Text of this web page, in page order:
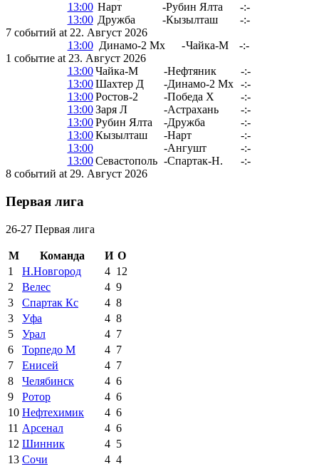
13:00 Нарт -Рубин Ялта
-:-
13:00 Дружба -Кызылташ
-:-
7 событий at 22. Август 2026
13:00 Динамо-2 Мх -Чайка-М
-:-
1 событие at 23. Август 2026
13:00 Чайка-М -Нефтяник
-:-
13:00 Шахтер Д -Динамо-2 Мх
-:-
13:00 Ростов-2 -Победа Х
-:-
13:00 Заря Л -Астрахань
-:-
13:00 Рубин Ялта -Дружба
-:-
13:00 Кызылташ -Нарт
-:-
13:00
-Ангушт
-:-
13:00 Севастополь -Спартак-Н.
-:-
8 событий at 29. Август 2026
Первая лига
26-27 Первая лига
М Команда И О
1
Н.Новгород 4 12
2
Велес 4 9
3
Спартак Кс 4 8
3
Уфа 4 8
5
Урал 4 7
6
Торпедо М 4 7
7
Енисей 4 7
8
Челябинск 4 6
9
Ротор 4 6
10 Нефтехимик 4 6
11 Арсенал 4 6
12 Шинник 4 5
13 Сочи 4 4